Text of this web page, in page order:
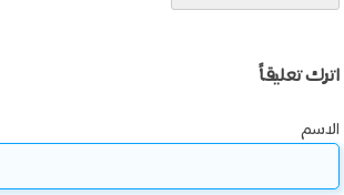
اترك تعليقاً
الاسم